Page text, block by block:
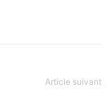
Article suivant